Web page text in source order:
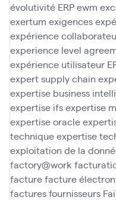
évolutivité ERPewm
exertum exigences
expérience
experience level
expérience utilisateur
expert supply chain
expertise business
expertise ifsexpertise
expertise oracle
techniqueexpertise
exploitation de la
factory@work
facturefacture
factures fournisseurs